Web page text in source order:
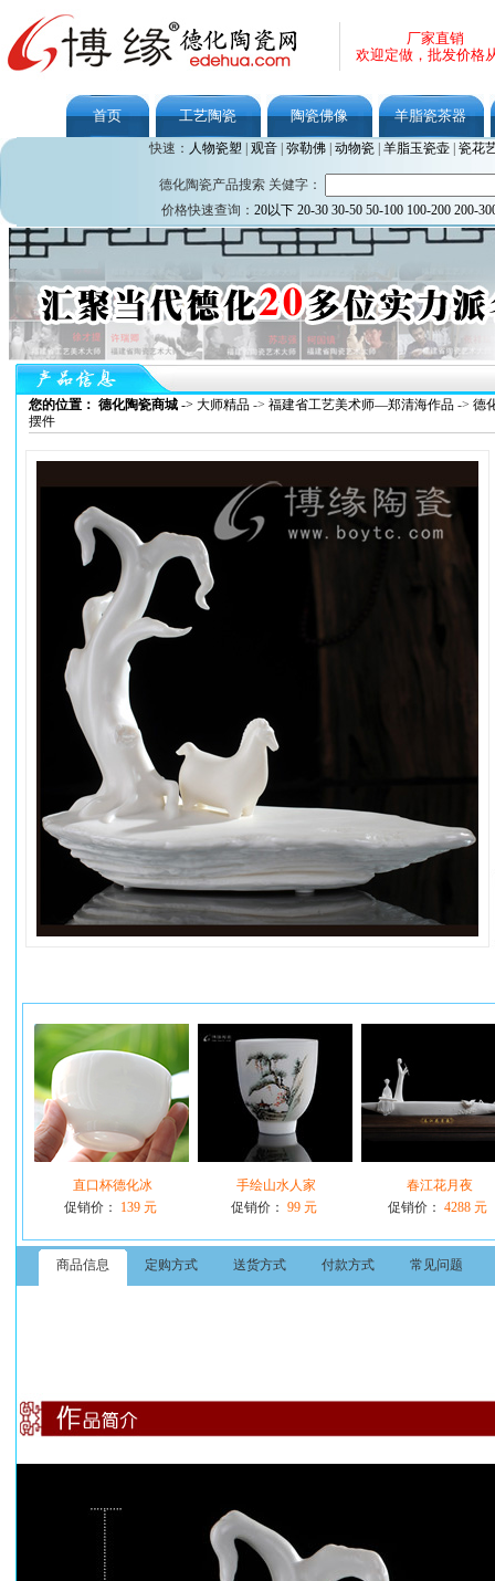
厂家直销
欢迎定做，批发价格
首页 工艺陶瓷 陶瓷佛像 羊脂瓷茶器
快速： 人物瓷塑 观音| 弥勒佛| 动物瓷| 羊脂玉瓷壶| 瓷花
德化陶瓷产品搜索 关健字：
价格快速查询： 20以下 20-30 30-50 50-100 100-200 200-
您的位置： 德化陶瓷商城 -> 大师精品 -> 福建省工艺美术师—郑清海作品 -> 德
摆件
直口杯德化冰
促销价：
139 元
手绘山水人家
促销价： 99 元
春江花月夜
促销价： 4288 元
商品信息 定购方式 送货方式 付款方式 常见问题